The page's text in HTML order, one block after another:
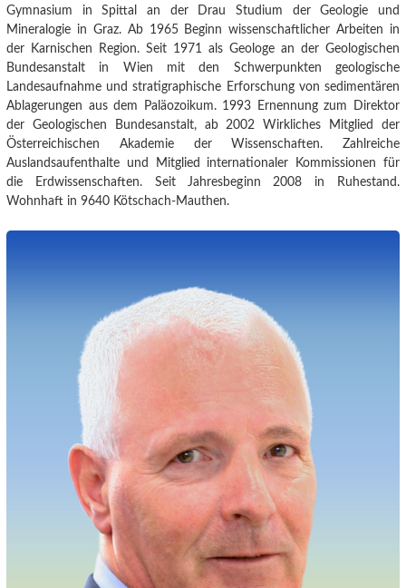
Gymnasium in Spittal an der Drau Studium der Geologie und
Mineralogie in Graz. Ab 1965 Beginn wissenschaftlicher Arbeiten in
der Karnischen Region. Seit 1971 als Geologe an der Geologischen
Bundesanstalt in Wien mit den Schwerpunkten geologische
Landesaufnahme und stratigraphische Erforschung von sedimentären
Ablagerungen aus dem Paläozoikum. 1993 Ernennung zum Direktor
der Geologischen Bundesanstalt, ab 2002 Wirkliches Mitglied der
Österreichischen Akademie der Wissenschaften. Zahlreiche
Auslandsaufenthalte und Mitglied internationaler Kommissionen für
die Erdwissenschaften. Seit Jahresbeginn 2008 in Ruhestand.
Wohnhaft in 9640 Kötschach-Mauthen.